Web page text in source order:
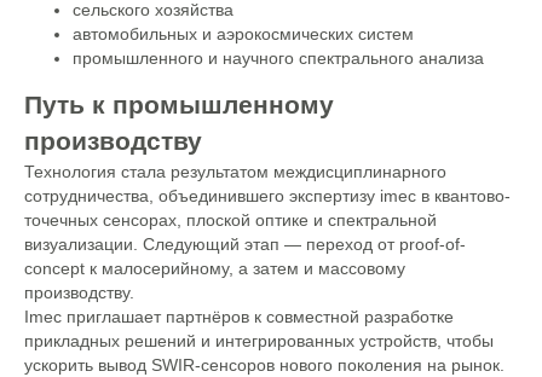
сельского хозяйства
автомобильных и аэрокосмических систем
промышленного и научного спектрального анализа
Путь к промышленному
производству
Технология стала результатом междисциплинарного
сотрудничества, объединившего экспертизу imec в квантово-
точечных сенсорах, плоской оптике и спектральной
визуализации. Следующий этап — переход от proof-of-
concept к малосерийному, а затем и массовому
производству.
Imec приглашает партнёров к совместной разработке
прикладных решений и интегрированных устройств, чтобы
ускорить вывод SWIR-сенсоров нового поколения на рынок.